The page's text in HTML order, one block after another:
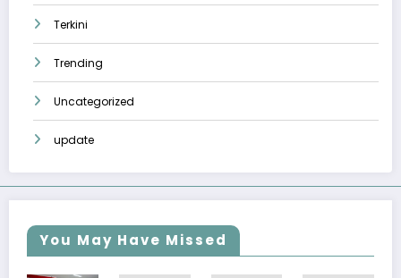
Terkini
Trending
Uncategorized
update
You May Have Missed